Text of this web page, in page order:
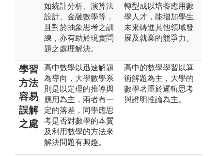
如統計分析、演算法
設計、金融數學等，
且對於抽象思考之訓
練，亦有助於現實問
題之處理解決。
轉型成以培養應用數
學人才，能增加學生
未來轉進其他領域發
展及就業的競爭力。
學習
方法
容易
誤解
之處
高中數學以迅速解題
為導向，大學數學系
則是以定理的推導與
應用為主，兩者有一
定的落差，同學應思
考是否對數學的本質
及利用數學的方法來
解決問題有興趣。
高中的數學學習以算
術解題為主，大學的
數學著重於邏輯思考
與證明推論為主。